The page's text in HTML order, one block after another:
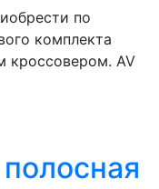
по
комплекта
кроссовером. AV